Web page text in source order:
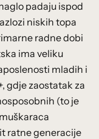
padaju ispod
niskih topa
radne dobi
ima veliku
mladih i
gdje zaostatak za
(to je
ratne generacije